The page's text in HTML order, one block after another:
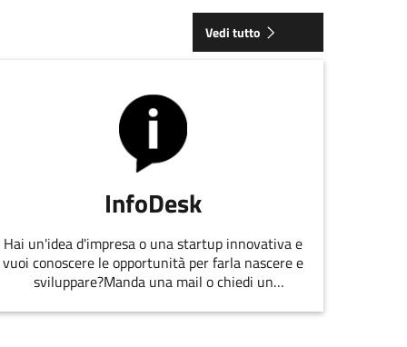
Vedi tutto
InfoDesk
Hai un'idea d'impresa o una startup innovativa e
vuoi conoscere le opportunità per farla nascere e
sviluppare?Manda una mail o chiedi un
EmiliaRomagnaStartUp.